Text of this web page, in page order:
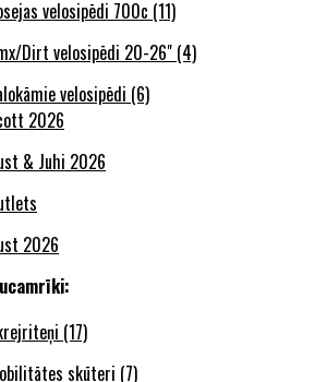
velosipēdi 700c (11)
Dirt velosipēdi 20-26" (4)
velosipēdi (6)
2026
& Juhi 2026
2026
(17)
skūteri (7)